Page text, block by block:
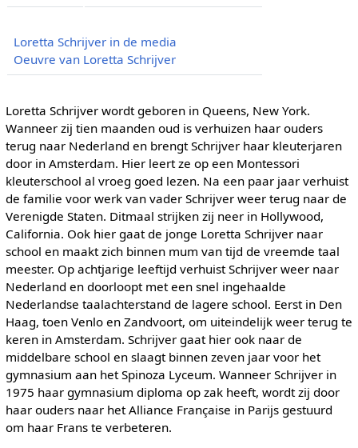
Loretta Schrijver in de media
Oeuvre van Loretta Schrijver
Loretta Schrijver wordt geboren in Queens, New York.
Wanneer zij tien maanden oud is verhuizen haar ouders
terug naar Nederland en brengt Schrijver haar kleuterjaren
door in Amsterdam. Hier leert ze op een Montessori
kleuterschool al vroeg goed lezen. Na een paar jaar verhuist
de familie voor werk van vader Schrijver weer terug naar de
Verenigde Staten. Ditmaal strijken zij neer in Hollywood,
California. Ook hier gaat de jonge Loretta Schrijver naar
school en maakt zich binnen mum van tijd de vreemde taal
meester. Op achtjarige leeftijd verhuist Schrijver weer naar
Nederland en doorloopt met een snel ingehaalde
Nederlandse taalachterstand de lagere school. Eerst in Den
Haag, toen Venlo en Zandvoort, om uiteindelijk weer terug te
keren in Amsterdam. Schrijver gaat hier ook naar de
middelbare school en slaagt binnen zeven jaar voor het
gymnasium aan het Spinoza Lyceum. Wanneer Schrijver in
1975 haar gymnasium diploma op zak heeft, wordt zij door
haar ouders naar het Alliance Française in Parijs gestuurd
om haar Frans te verbeteren.